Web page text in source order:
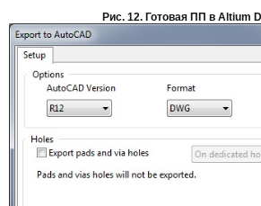
Рис. 12. Готовая ПП в Altium